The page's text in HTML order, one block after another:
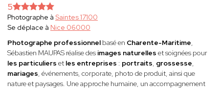
5
Photographe à Saintes 17100
Se déplace à Nice 06000
Photographe professionnel basé en Charente-Maritime,
Sébastien MAUPAS réalise des images naturelles et soignées pour
les particuliers et les entreprises : portraits, grossesse,
mariages, événements, corporate, photo de produit, ainsi que
nature et paysages. Une approche humaine, un accompagnement